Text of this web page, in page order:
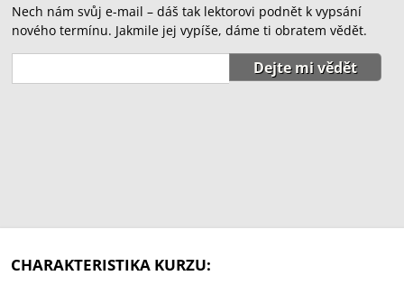
Nech nám svůj e-mail – dáš tak lektorovi podnět k vypsání
nového termínu. Jakmile jej vypíše, dáme ti obratem vědět.
CHARAKTERISTIKA KURZU: